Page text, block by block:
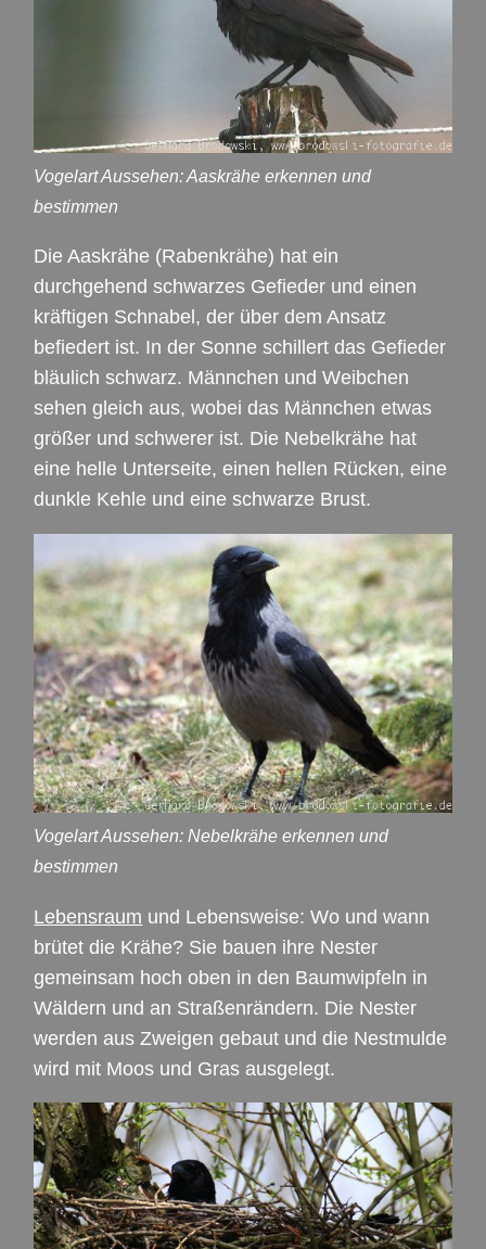
Vogelart Aussehen: Aaskrähe erkennen und
bestimmen
Die Aaskrähe (Rabenkrähe) hat ein
durchgehend schwarzes Gefieder und einen
kräftigen Schnabel, der über dem Ansatz
befiedert ist. In der Sonne schillert das Gefieder
bläulich schwarz. Männchen und Weibchen
sehen gleich aus, wobei das Männchen etwas
größer und schwerer ist. Die Nebelkrähe hat
eine helle Unterseite, einen hellen Rücken, eine
dunkle Kehle und eine schwarze Brust.
Vogelart Aussehen: Nebelkrähe erkennen und
bestimmen
Lebensraum und Lebensweise: Wo und wann
brütet die Krähe? Sie bauen ihre Nester
gemeinsam hoch oben in den Baumwipfeln in
Wäldern und an Straßenrändern. Die Nester
werden aus Zweigen gebaut und die Nestmulde
wird mit Moos und Gras ausgelegt.